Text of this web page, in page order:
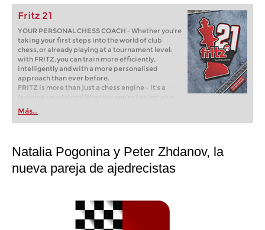
Fritz 21
YOUR PERSONAL CHESS COACH - Whether you’re
taking your first steps into the world of club
chess, or already playing at a tournament level:
with FRITZ, you can train more efficiently,
intelligently and with a more personalised
approach than ever before.
FRITZ is more than just a chess engine – it’s a
training revolution! Whether you’re taking your
first steps into the world of club chess, or already
playing at a tournament level: with FRITZ, you can
train more efficiently, intelligently and with a
Más...
Natalia Pogonina y Peter Zhdanov, la
nueva pareja de ajedrecistas